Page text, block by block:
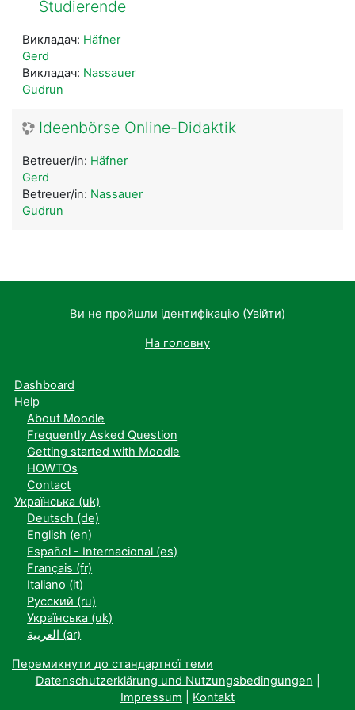
Studierende
Викладач: Häfner
Gerd
Викладач: Nassauer
Gudrun
Ideenbörse Online-Didaktik
Betreuer/in: Häfner
Gerd
Betreuer/in: Nassauer
Gudrun
Ви не пройшли ідентифікацію (Увійти)
На головну
Dashboard
Help
About Moodle
Frequently Asked Question
Getting started with Moodle
HOWTOs
Contact
Українська ‎(uk)‎
Deutsch ‎(de)‎
English ‎(en)‎
Español - Internacional ‎(es)‎
Français ‎(fr)‎
Italiano ‎(it)‎
Русский ‎(ru)‎
Українська ‎(uk)‎
العربية ‎(ar)‎
Перемикнути до стандартної теми
Datenschutzerklärung und Nutzungsbedingungen
Impressum
Kontakt